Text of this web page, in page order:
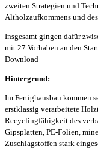
zweiten Strategien und
Altholzaufkommens und
Insgesamt gingen dafür
mit 27 Vorhaben an den Start.
Download
Hintergrund:
Im Fertighausbau kommen
erstklassig verarbeitete
Recyclingfähigkeit des
Gipsplatten, PE-Folien,
Zuschlagstoffen stark